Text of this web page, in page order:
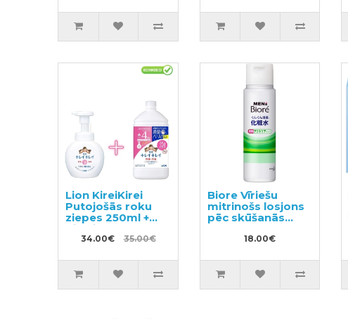
pildviela 1110ml
Lion KireiKirei
Putojošās roku
ziepes 250ml +
pildviela 800ml
34.00€ 35.00€
Biore Vīriešu
mitrinošs losjons
pēc skūšanās
18.00€